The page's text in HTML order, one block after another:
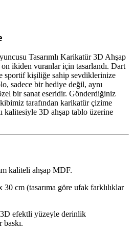
Tasarımlı Karikatür 3D Ahşap
ikiden vuranlar için tasarlandı. Dart
sportif kişiliğe sahip sevdiklerinize
sadece bir hediye değil, aynı
bir sanat eseridir. Gönderdiğiniz
tarafından karikatür çizime
kalitesiyle 3D ahşap tablo üzerine
kaliteli ahşap MDF.
cm (tasarıma göre ufak farklılıklar
efektli yüzeyle derinlik
baskı.